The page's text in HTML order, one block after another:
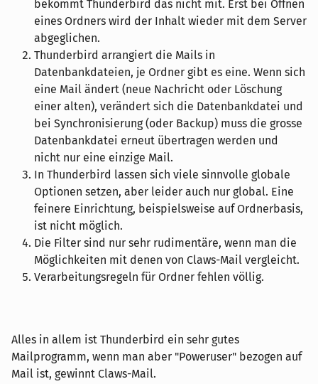
bekommt Thunderbird das nicht mit. Erst bei Öffnen
eines Ordners wird der Inhalt wieder mit dem Server
abgeglichen.
Thunderbird arrangiert die Mails in
Datenbankdateien, je Ordner gibt es eine. Wenn sich
eine Mail ändert (neue Nachricht oder Löschung
einer alten), verändert sich die Datenbankdatei und
bei Synchronisierung (oder Backup) muss die grosse
Datenbankdatei erneut übertragen werden und
nicht nur eine einzige Mail.
In Thunderbird lassen sich viele sinnvolle globale
Optionen setzen, aber leider auch nur global. Eine
feinere Einrichtung, beispielsweise auf Ordnerbasis,
ist nicht möglich.
Die Filter sind nur sehr rudimentäre, wenn man die
Möglichkeiten mit denen von Claws-Mail vergleicht.
Verarbeitungsregeln für Ordner fehlen völlig.
Alles in allem ist Thunderbird ein sehr gutes
Mailprogramm, wenn man aber "Poweruser" bezogen auf
Mail ist, gewinnt Claws-Mail.